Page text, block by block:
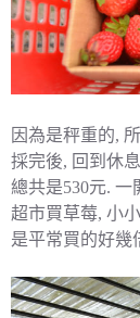
因為是秤重的,
採完後, 回到休
總共是530元.
超市買草莓, 小
是平常買的好幾